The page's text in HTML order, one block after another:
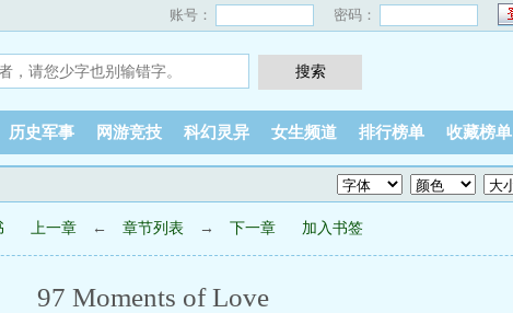
账号： 密码：
历史军事 网游竞技 科幻灵异 女生频道 排行榜单 收藏榜单
上一章 ← 章节列表 → 下一章 加入书签
97 Moments of Love